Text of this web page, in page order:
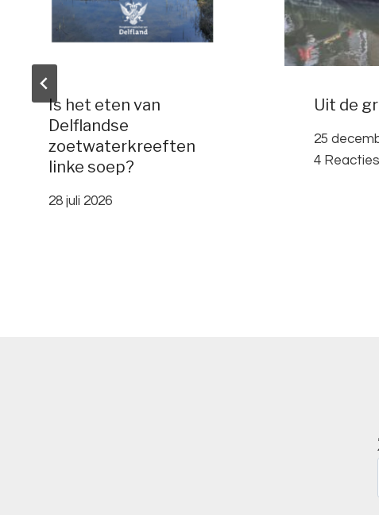
Is het eten van
Delflandse
zoetwaterkreeften
linke soep?
28 juli 2026
Uit de
25
4 Reacties